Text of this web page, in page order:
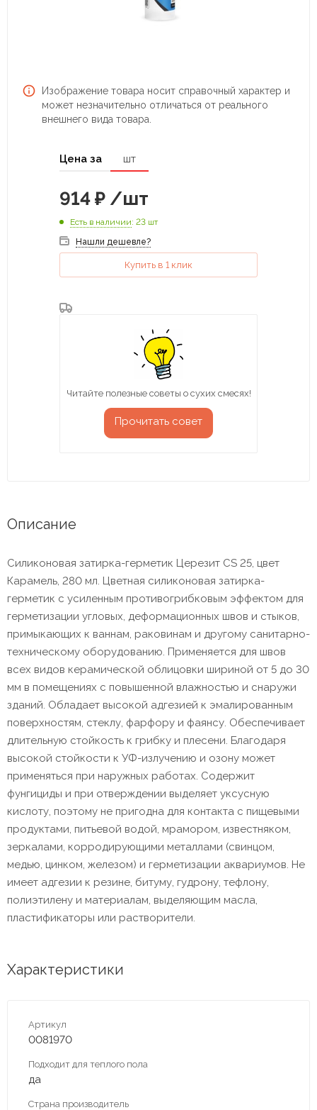
Изображение товара носит справочный характер и
может незначительно отличаться от реального
внешнего вида товара.
Цена за шт
914 ₽ /шт
Есть в наличии: 23 шт
Нашли дешевле?
Купить в 1 клик
Читайте полезные советы о сухих смесях!
Прочитать совет
Описание
Силиконовая затирка-герметик Церезит CS 25, цвет
Карамель, 280 мл. Цветная силиконовая затирка-
герметик с усиленным противогрибковым эффектом для
герметизации угловых, деформационных швов и стыков,
примыкающих к ваннам, раковинам и другому санитарно-
техническому оборудованию. Применяется для швов
всех видов керамической облицовки шириной от 5 до 30
мм в помещениях с повышенной влажностью и снаружи
зданий. Обладает высокой адгезией к эмалированным
поверхностям, стеклу, фарфору и фаянсу. Обеспечивает
длительную стойкость к грибку и плесени. Благодаря
высокой стойкости к УФ-излучению и озону может
применяться при наружных работах. Содержит
фунгициды и при отверждении выделяет уксусную
кислоту, поэтому не пригодна для контакта с пищевыми
продуктами, питьевой водой, мрамором, известняком,
зеркалами, корродирующими металлами (свинцом,
медью, цинком, железом) и герметизации аквариумов. Не
имеет адгезии к резине, битуму, гудрону, тефлону,
полиэтилену и материалам, выделяющим масла,
пластификаторы или растворители.
Характеристики
Артикул
0081970
Подходит для теплого пола
да
Страна производитель